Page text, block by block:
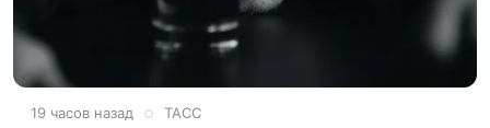
19 часов назад ТАСС